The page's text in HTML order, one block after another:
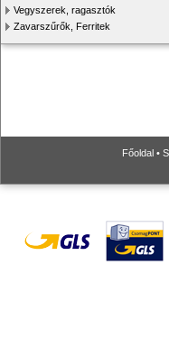
Vegyszerek, ragasztók
Zavarszűrők, Ferritek
Főoldal •